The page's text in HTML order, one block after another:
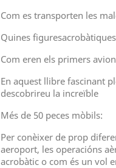
Com es transporten les
Quines
Com eren els primers
En aquest llibre fascinant
descobrireu la increïble
Més de 50 peces mòbils:
Per conèixer de prop
aeroport, les operacións
acrobàtic o com és un vol